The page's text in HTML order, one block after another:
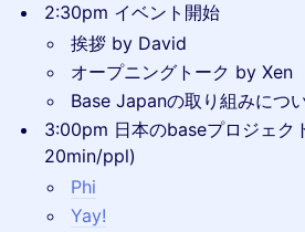
2:30pm イベント開始
挨拶 by David
オープニングトーク by Xen
Base Japanの取り組みにつ
3:00pm 日本のbaseプロジェク
20min/ppl)
Phi
Yay!